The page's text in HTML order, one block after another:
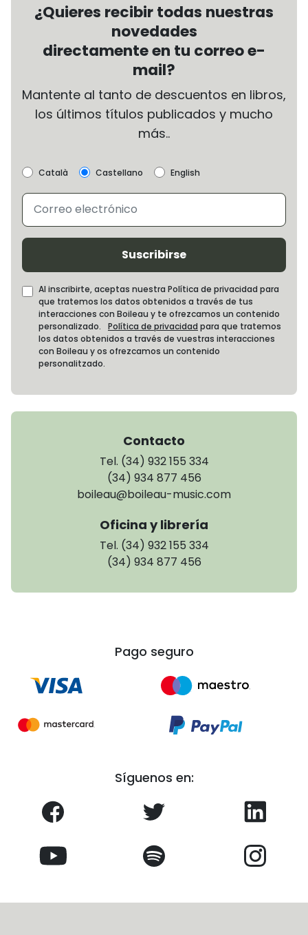
¿Quieres recibir todas nuestras
novedades
directamente en tu correo e-
mail?
Mantente al tanto de descuentos en libros,
los últimos títulos publicados y mucho
más..
Català Castellano English
Suscribirse
Al inscribirte, aceptas nuestra Política de privacidad para
que tratemos los datos obtenidos a través de tus
interacciones con Boileau y te ofrezcamos un contenido
personalizado. Política de privacidad para que tratemos
los datos obtenidos a través de vuestras interacciones
con Boileau y os ofrezcamos un contenido
personalitzado.
Contacto
Tel. (34) 932 155 334
(34) 934 877 456
boileau@boileau-music.com
Oficina y librería
Tel. (34) 932 155 334
(34) 934 877 456
Pago seguro
Síguenos en: